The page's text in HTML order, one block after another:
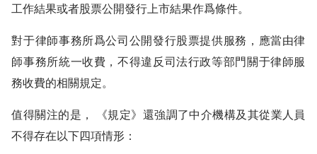
工作結果或者股票公開發行上市結果作爲條件。
對于律師事務所爲公司公開發行股票提供服務，應當由律
師事務所統一收費，不得違反司法行政等部門關于律師服
務收費的相關規定。
值得關注的是， 《規定》還強調了中介機構及其從業人員
不得存在以下四項情形：